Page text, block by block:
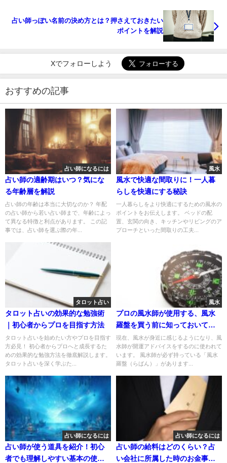
占い師っぽい名前の決め方とは？押さえておきたい
ポイントを解説
Xでフォローしよう
おすすめの記事
占い師になるには
占い師の適齢期はいつ？気にな
る年齢層を解説
占い師の年齢は本当に大切なのか？ 年配
の占い師から若い占い師まで、年齢によっ
て異なる特徴と利点があります。 この記
事では、占い師を選ぶ際の年...
風水
風水で快適な間取りに！一人暮
らしを快適にする秘訣
一人暮らしをより快適にするための風水の
ポイントをお伝えします。 ベッドの配
置、玄関の向き、キッチンやリビングのア
プローチといった間取りの工夫...
タロット占い
タロット占いの効果的な勉強術
｜初心者からプロを目指す方法
タロット占いを始めたい方やプロを目指す
方必見！ 初心者からプロへと成長するた
めの効果的な勉強方法を徹底解説します。
タロット占いを深く学ぶた...
風水
プロの風水師が使用する、風水
羅盤を買う前に知っておいてほ
しいこと
現在、風水が身近に感じるようになり、風
水師が開運アドバイスをするのに使われて
います。 風水師が必ず持っている「風水
羅盤（らばん）」があります...
占い師になるには
占い師が使う道具を紹介！初心
者でも理解しやすい基本の使い
占い師になるには
占い師の給料はどのくらい？占
い会社に所属した時のお金事情